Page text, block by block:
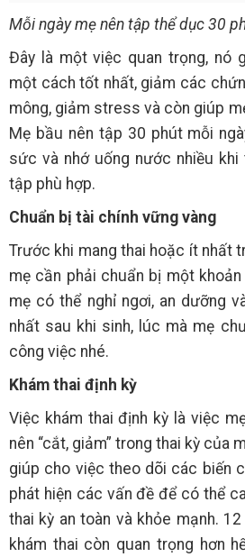
Mỗi ngày mẹ nên tập thể dục 30
Đây là một việc quan trọng, nó
một cách tốt nhất, giảm các
mông, giảm stress và còn giúp
Mẹ bầu nên tập 30 phút mỗi
sức và nhớ uống nước nhiều
tập phù hợp.
Chuẩn bị tài chính vững vàng
Trước khi mang thai hoặc ít nhất
mẹ cần phải chuẩn bị một
mẹ có thể nghỉ ngơi, an dưỡng
nhất sau khi sinh, lúc mà mẹ
công việc nhé.
Khám thai định kỳ
Việc khám thai định kỳ là việc
nên “cắt, giảm” trong thai kỳ của
giúp cho việc theo dõi các biến
phát hiện các vấn đề để có thể
thai kỳ an toàn và khỏe mạnh.
khám thai còn quan trọng hơn